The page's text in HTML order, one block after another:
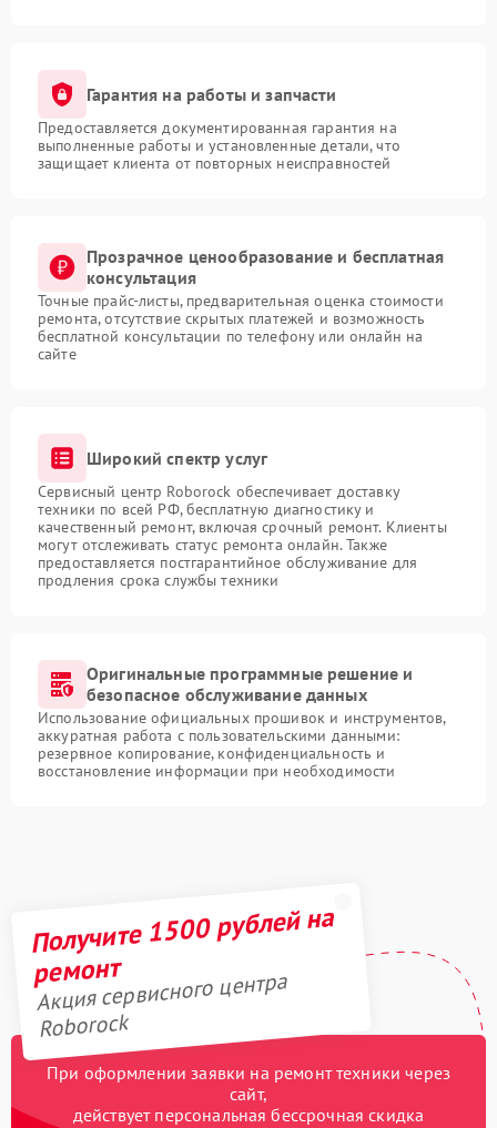
Гарантия на работы и запчасти
Предоставляется документированная гарантия на
выполненные работы и установленные детали, что
защищает клиента от повторных неисправностей
Прозрачное ценообразование и бесплатная
консультация
Точные прайс-листы, предварительная оценка стоимости
ремонта, отсутствие скрытых платежей и возможность
бесплатной консультации по телефону или онлайн на
сайте
Широкий спектр услуг
Сервисный центр Roborock обеспечивает доставку
техники по всей РФ, бесплатную диагностику и
качественный ремонт, включая срочный ремонт. Клиенты
могут отслеживать статус ремонта онлайн. Также
предоставляется постгарантийное обслуживание для
продления срока службы техники
Оригинальные программные решение и
безопасное обслуживание данных
Использование официальных прошивок и инструментов,
аккуратная работа с пользовательскими данными:
резервное копирование, конфиденциальность и
восстановление информации при необходимости
Получите 1500 рублей на
ремонт
Акция сервисного центра
Roborock
При оформлении заявки на ремонт техники через
сайт,
действует персональная бессрочная скидка